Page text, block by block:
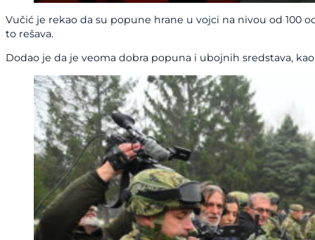
Vučić je rekao da su popune hrane u vojci na nivou od 100
to rešava.
Dodao je da je veoma dobra popuna i ubojnih sredstava,